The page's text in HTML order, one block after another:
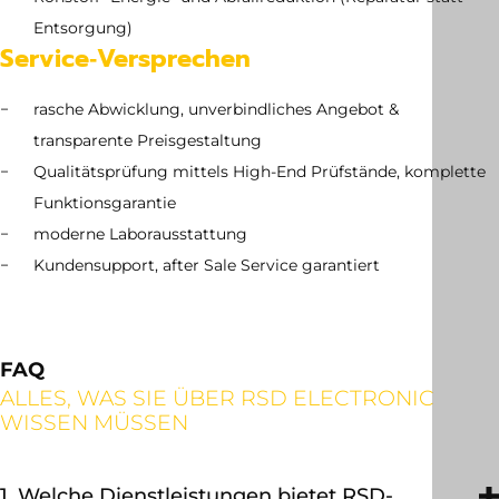
Entsorgung)
Service‑Versprechen
rasche Abwicklung, unverbindliches Angebot &
transparente Preisgestaltung
Qualitätsprüfung mittels High-End Prüfstände, komplette
Funktionsgarantie
moderne Laborausstattung
Kundensupport, after Sale Service garantiert
FAQ
ALLES, WAS SIE ÜBER RSD ELECTRONIC
WISSEN MÜSSEN